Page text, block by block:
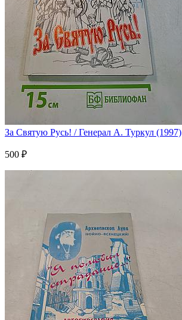
За Святую Русь! / Генерал А. Туркул (1997)
500 ₽